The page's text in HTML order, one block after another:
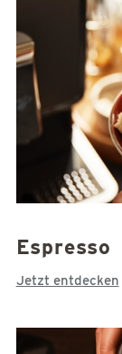
Espresso
Jetzt entdecken